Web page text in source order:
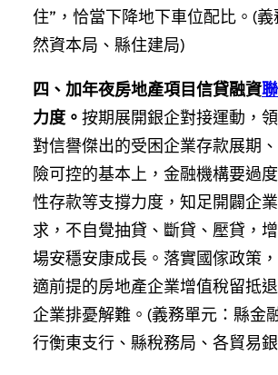
住”，恰當下降地下車位配比。(
然資本局、縣住建局)
四、加年夜房地產項目信貸融資
力度。 按期展開銀企對接運動，
對信譽傑出的受困企業存款展期
險可控的基本上，金融機構要過
性存款等支撐力度，知足開闢企
求，不自覺抽貸、斷貸、壓貸，
場安穩安康成長。落實國傢政策
適前提的房地產企業增值稅留抵
企業排憂解難。(義務單元：縣金
行衡東支行、縣稅務局、各貿易銀